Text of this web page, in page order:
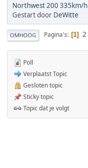
Northwest 200 335km/h
Gestart door DeWitte
OMHOOG Pagina's 1 2
Poll
Verplaatst Topic
Gesloten topic
Sticky topic
Topic dat je volgt